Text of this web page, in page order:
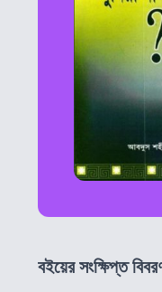
বইয়ের সংক্ষিপ্ত